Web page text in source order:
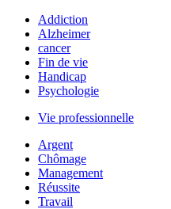
Addiction
Alzheimer
cancer
Fin de vie
Handicap
Psychologie
Vie professionnelle
Argent
Chômage
Management
Réussite
Travail